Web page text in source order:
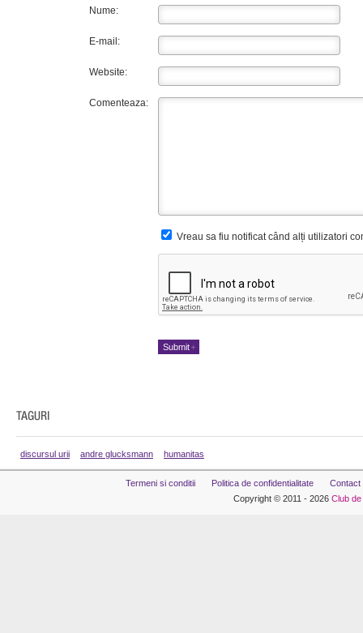
Nume:
E-mail:
Website:
Comenteaza:
Vreau sa fiu notificat când alți utilizatori
discursul urii andre glucksmann humanitas
Termeni si conditii Politica de confidentialitate
Contact
Copyright © 2011 - 2026 Club